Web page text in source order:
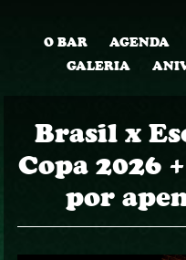
O BAR AGENDA
GALERIA
Brasil x
Copa 2026
por